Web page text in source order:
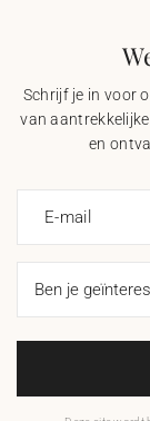
Schrijf je in voor
van
en
E-mail